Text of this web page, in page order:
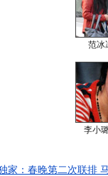
范冰
李小
家：春晚第二次联排